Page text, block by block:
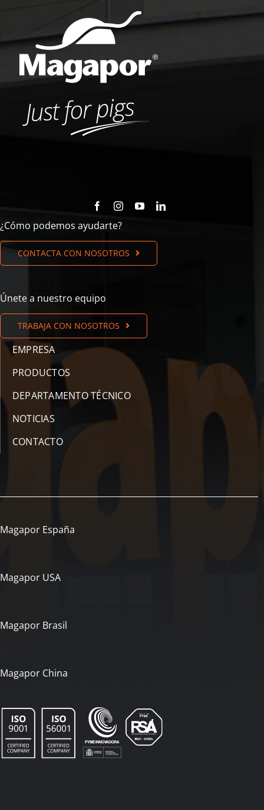
¿Cómo podemos ayudarte?
CONTACTA CON NOSOTROS
Únete a nuestro equipo
TRABAJA CON NOSOTROS
EMPRESA
PRODUCTOS
DEPARTAMENTO TÉCNICO
NOTICIAS
CONTACTO
Magapor España
Magapor USA
Magapor Brasil
Magapor China